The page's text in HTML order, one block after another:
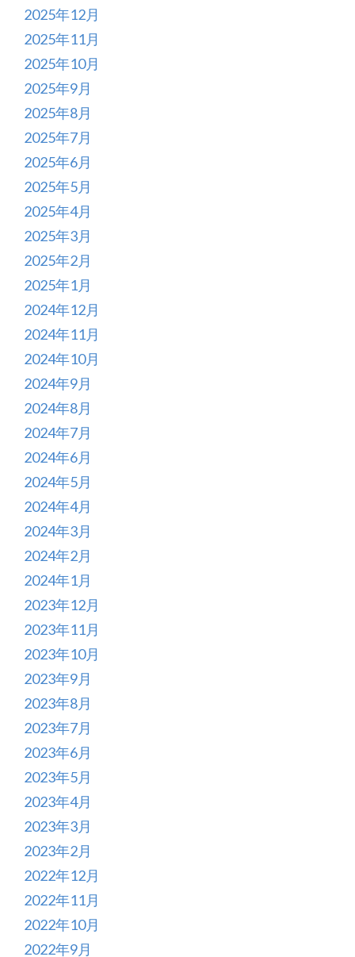
2025年12月
2025年11月
2025年10月
2025年9月
2025年8月
2025年7月
2025年6月
2025年5月
2025年4月
2025年3月
2025年2月
2025年1月
2024年12月
2024年11月
2024年10月
2024年9月
2024年8月
2024年7月
2024年6月
2024年5月
2024年4月
2024年3月
2024年2月
2024年1月
2023年12月
2023年11月
2023年10月
2023年9月
2023年8月
2023年7月
2023年6月
2023年5月
2023年4月
2023年3月
2023年2月
2022年12月
2022年11月
2022年10月
2022年9月